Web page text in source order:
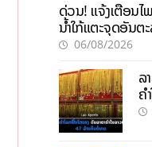
ດ່ວນ! ແຈ້ງເຕືອນ
ນໍ້າໃກ້ແຕະຈຸດອັນຕ
06/08/2026
ລ
ຄ